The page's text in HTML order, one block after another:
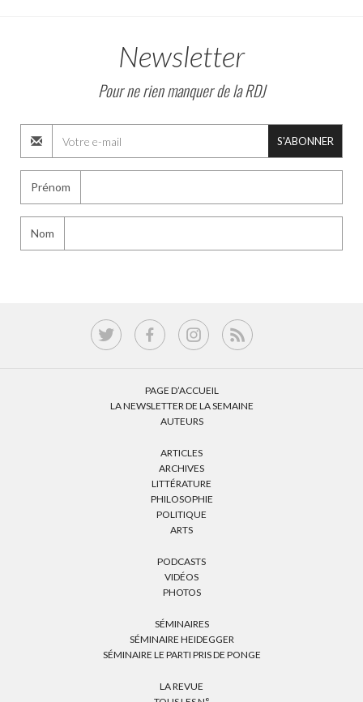
Newsletter
Pour ne rien manquer de la RDJ
S'ABONNER
Prénom
Nom
PAGE D’ACCUEIL
LA NEWSLETTER DE LA SEMAINE
AUTEURS
ARTICLES
ARCHIVES
LITTÉRATURE
PHILOSOPHIE
POLITIQUE
ARTS
PODCASTS
VIDÉOS
PHOTOS
SÉMINAIRES
SÉMINAIRE HEIDEGGER
SÉMINAIRE LE PARTI PRIS DE PONGE
LA REVUE